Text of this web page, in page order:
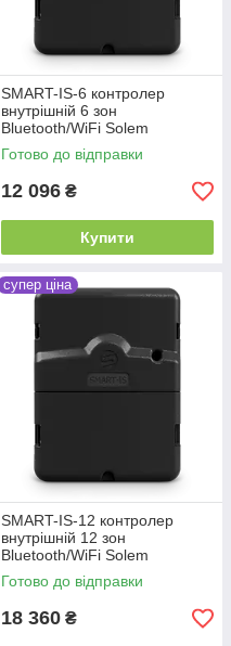
SMART-IS-6 контролер
внутрішній 6 зон
Bluetooth/WiFi Solem
Готово до відправки
12 096 ₴
Купити
супер ціна
SMART-IS-12 контролер
внутрішній 12 зон
Bluetooth/WiFi Solem
Готово до відправки
18 360 ₴